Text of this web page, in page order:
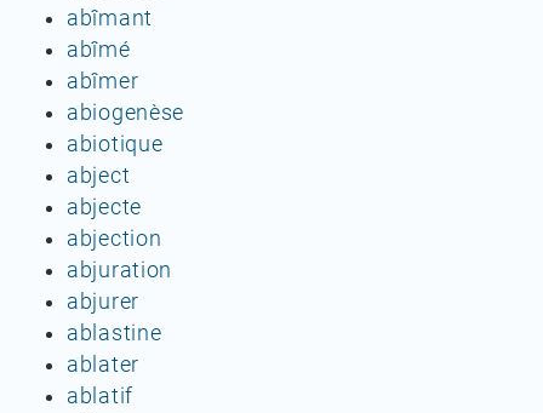
abîmant
abîmé
abîmer
abiogenèse
abiotique
abject
abjecte
abjection
abjuration
abjurer
ablastine
ablater
ablatif